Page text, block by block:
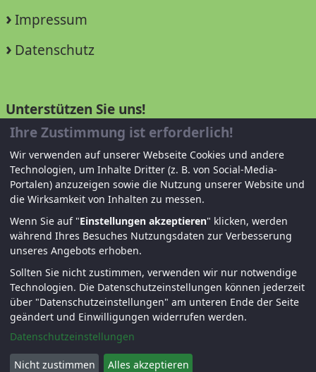
Impressum
Datenschutz
Unterstützen Sie uns!
Mitglied werden
Spenden und helfen
© KJF Regensburg – Alle Rechte vorbehalten. |
Fernwartung|Anmelden
Ihre Zustimmung ist erforderlich!
Wir verwenden auf unserer Webseite Cookies und andere
Technologien, um Inhalte Dritter (z. B. von Social-Media-
Portalen) anzuzeigen sowie die Nutzung unserer Website und
die Wirksamkeit von Inhalten zu messen.
Wenn Sie auf "Einstellungen akzeptieren" klicken, werden
während Ihres Besuches Nutzungsdaten zur Verbesserung
unseres Angebots erhoben.
Sollten Sie nicht zustimmen, verwenden wir nur notwendige
Technologien. Die Datenschutzeinstellungen können jederzeit
über "Datenschutzeinstellungen" am unteren Ende der Seite
geändert und Einwilligungen widerrufen werden.
Datenschutzeinstellungen
Nicht zustimmen Alles akzeptieren